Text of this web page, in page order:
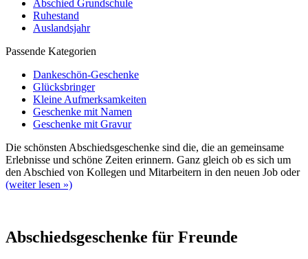
Abschied Grundschule
Ruhestand
Auslandsjahr
Passende Kategorien
Dankeschön-Geschenke
Glücksbringer
Kleine Aufmerksamkeiten
Geschenke mit Namen
Geschenke mit Gravur
Die schönsten Abschiedsgeschenke sind die, die an gemeinsame
Erlebnisse und schöne Zeiten erinnern. Ganz gleich ob es sich um
den Abschied von Kollegen und Mitarbeitern in den neuen Job oder
(weiter lesen »)
Abschiedsgeschenke für Freunde